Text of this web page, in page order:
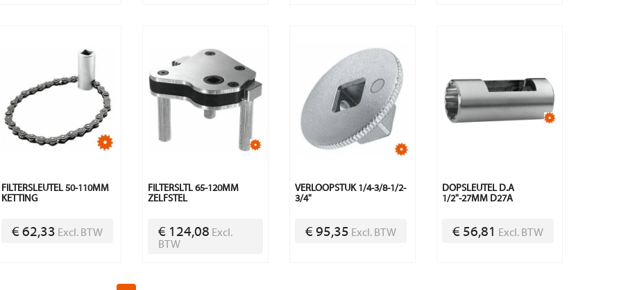
FILTERSLEUTEL 50-110MM
KETTING
€ 62,33 Excl. BTW
FILTERSLTL 65-120MM
ZELFSTEL
€ 124,08 Excl.
BTW
VERLOOPSTUK 1/4-3/8-1/2-
3/4"
€ 95,35 Excl. BTW
DOPSLEUTEL D.A
1/2"-27MM D27A
€ 56,81 Excl. BTW